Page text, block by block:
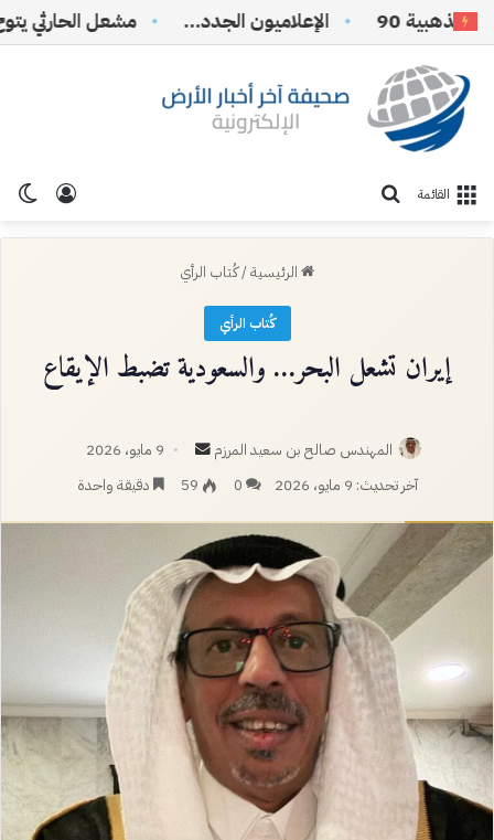
90 الإعلاميون الجدد…
تسجيل القائمة
الرئيسية/كُتاب الرأي
كُتاب الرأي
إيران تشعل البحر… والسعودية تضبط الإيقاع
المهندس صالح بن سعيد المرزم
أرسل
بريدا
9 مايو، 2026
آخر تحديث: 9 مايو، 2026
0
59 دقيقة واحدة